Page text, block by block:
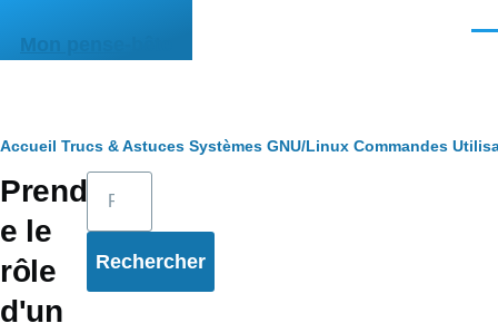
Mon pense-bête
Fil
d'Ariane
Accueil Trucs & Astuces Systèmes GNU/Linux Commandes
Prendr
e le
rôle
d'un
Rechercher